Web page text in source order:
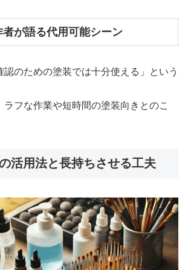
が語る代用可能シーン
認のための塗装では十分使える」という
ラフな作業や短時間の塗装向きとのこ
活用法と長持ちさせる工夫